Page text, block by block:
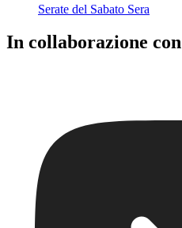
Serate del Sabato Sera
In collaborazione con